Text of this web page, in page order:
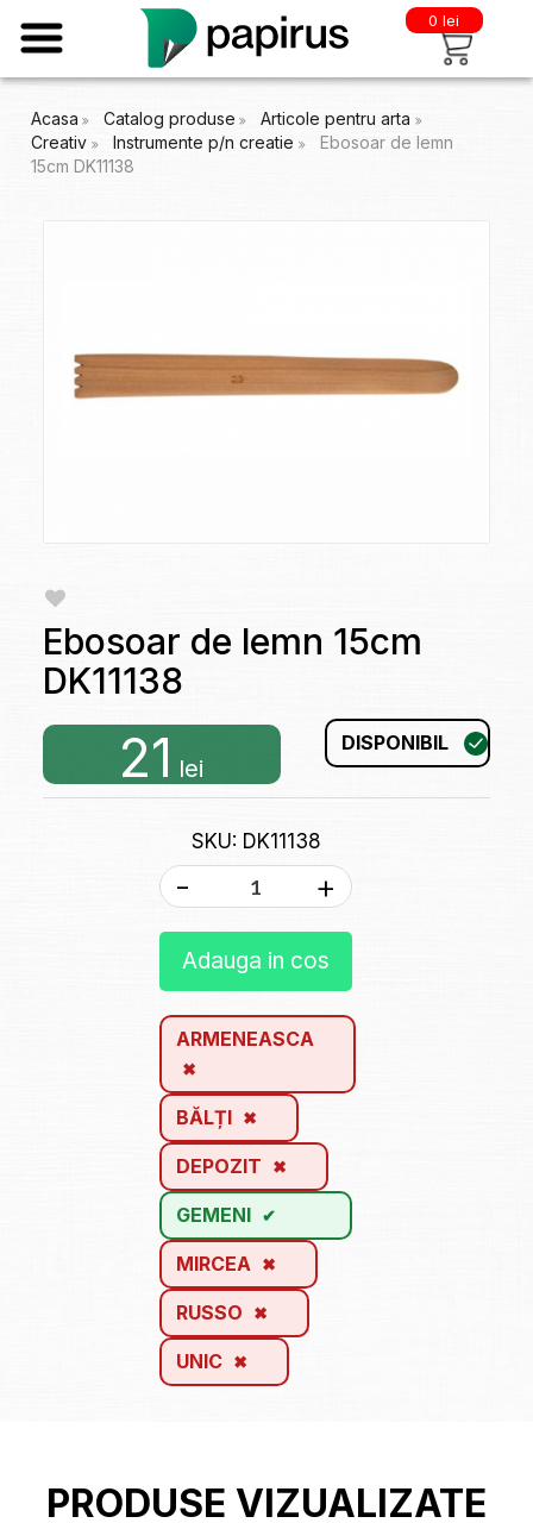
0 lei
Acasa Catalog produse
Articole pentru arta
Creativ
Instrumente p/n creatie
Ebosoar de lemn
15cm DK11138
Ebosoar de lemn 15cm
DK11138
21 lei
DISPONIBIL
SKU: DK11138
- +
Adauga in cos
ARMENEASCA
BĂLȚI
DEPOZIT
GEMENI
MIRCEA
RUSSO
UNIC
PRODUSE VIZUALIZATE